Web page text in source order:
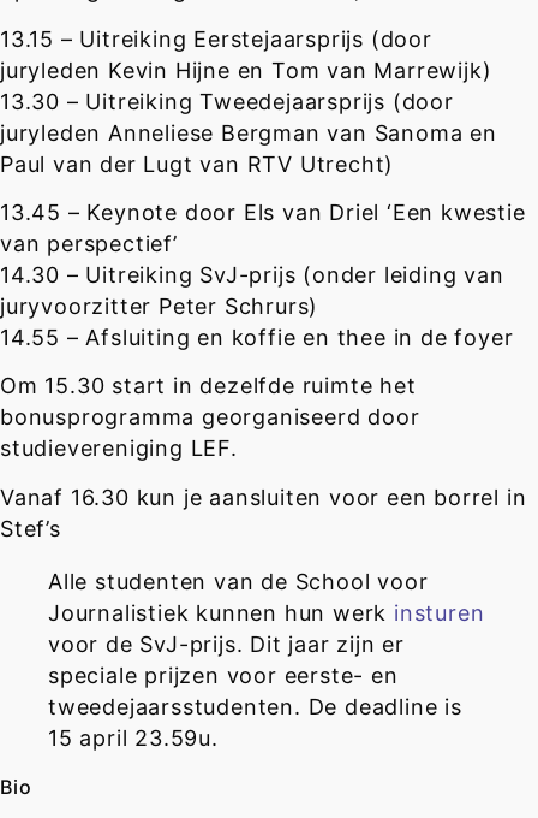
13.15 – Uitreiking Eerstejaarsprijs (door
juryleden Kevin Hijne en Tom van Marrewijk)
13.30 – Uitreiking Tweedejaarsprijs (door
juryleden Anneliese Bergman van Sanoma en
Paul van der Lugt van RTV Utrecht)
13.45 – Keynote door Els van Driel ‘Een kwestie
van perspectief’
14.30 – Uitreiking SvJ-prijs (onder leiding van
juryvoorzitter Peter Schrurs)
14.55 – Afsluiting en koffie en thee in de foyer
Om 15.30 start in dezelfde ruimte het
bonusprogramma georganiseerd door
studievereniging LEF.
Vanaf 16.30 kun je aansluiten voor een borrel in
Stef’s
Alle studenten van de School voor
Journalistiek kunnen hun werk insturen
voor de SvJ-prijs. Dit jaar zijn er
speciale prijzen voor eerste- en
tweedejaarsstudenten. De deadline is
15 april 23.59u.
Bio